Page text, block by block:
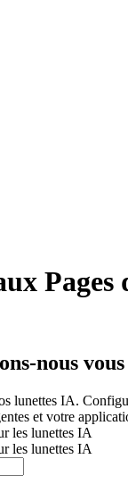
Pages
nous
lunettes IA.
et votre
les lunettes IA
les lunettes IA